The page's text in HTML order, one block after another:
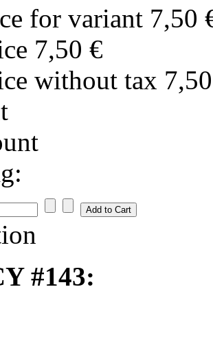
for variant 7,50
7,50 €
without tax
#143: